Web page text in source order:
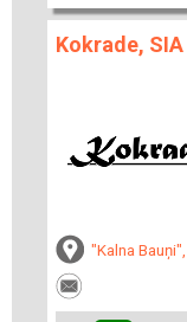
Kokrade, SIA
"Kalna